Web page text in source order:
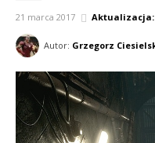
21 marca 2017 Aktualizacja:
Autor: Grzegorz